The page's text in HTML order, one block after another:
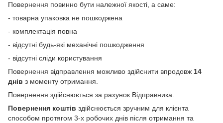
Повернення повинно бути належної якості, а саме:
- товарна упаковка не пошкоджена
- комплектація повна
- відсутні будь-які механічні пошкодження
- відсутні сліди користування
Повернення відправлення можливо здійснити впродовж 14
днів з моменту отримання.
Повернення здійснюється за рахунок Відправника.
Повернення коштів здійснюється зручним для клієнта
способом протягом 3-х робочих днів після отримання та